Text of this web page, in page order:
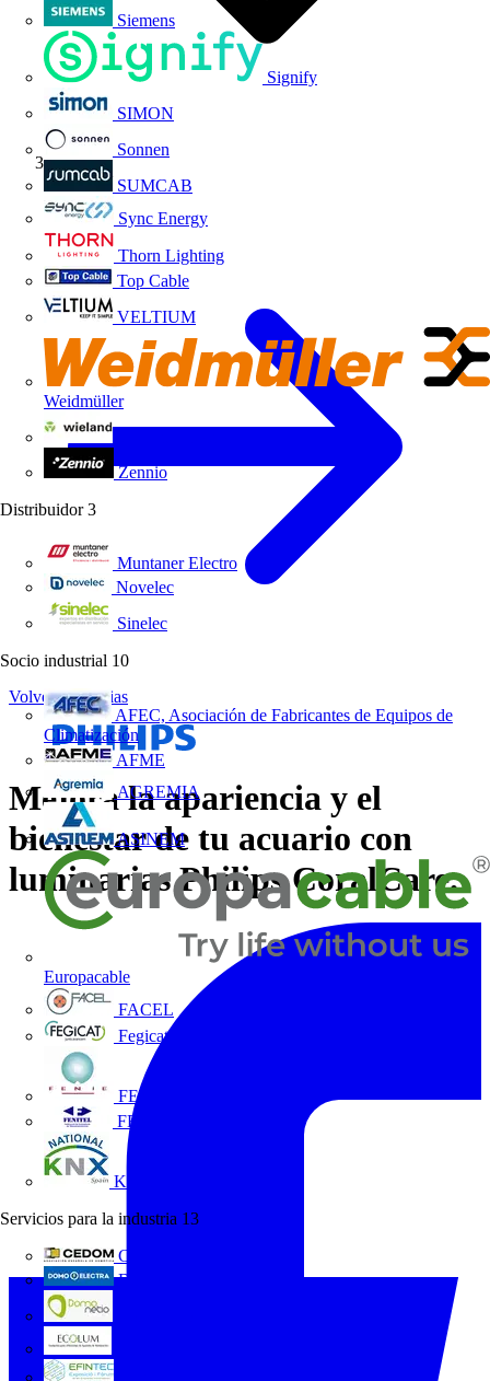
Siemens
Signify
SIMON
Sonnen
SUMCAB
Sync Energy
Thorn Lighting
Top Cable
VELTIUM
Weidmüller
Zennio
Distribuidor 3
Muntaner Electro
Novelec
Sinelec
Socio industrial 10
AFEC, Asociación de Fabricantes de Equipos de
Climatización
AFME
AGREMIA
ASINEM
Europacable
FACEL
Fegicat
FENIE
FENITEL
KNX España
Servicios para la industria 13
CEDOM
Domo Electra
Volti TV
Volver a Noticias
Mejora la apariencia y el
bienestar de tu acuario con
luminarias Philips CoralCare.